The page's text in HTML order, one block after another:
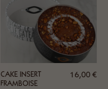
CAKE INSERT
FRAMBOISE
16,00 €